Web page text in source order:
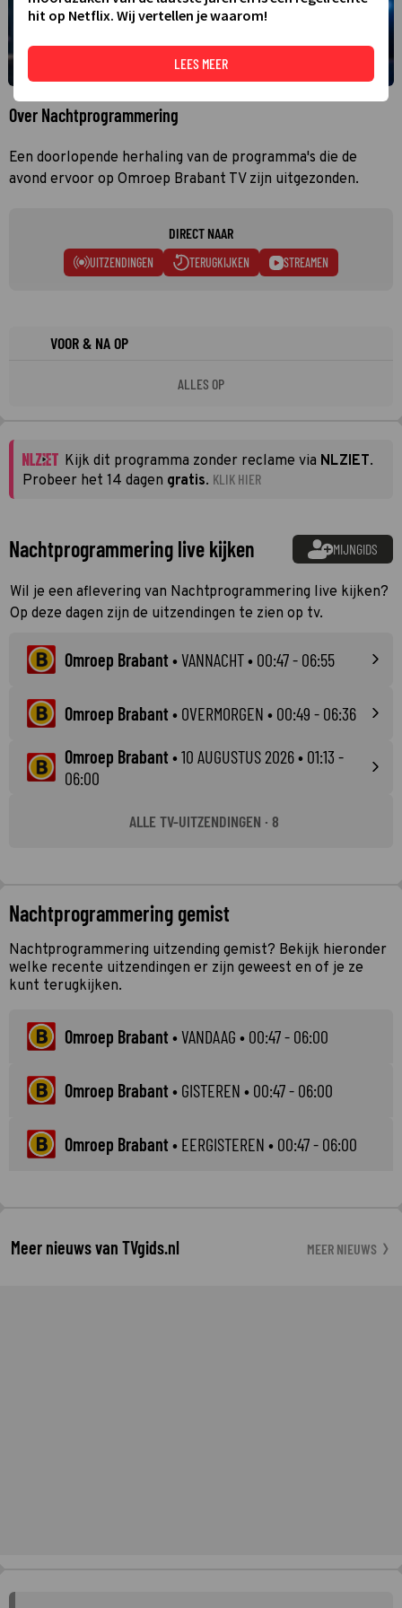
Over Nachtprogrammering
Een doorlopende herhaling van de programma's die de
avond ervoor op Omroep Brabant TV zijn uitgezonden.
DIRECT NAAR
UITZENDINGEN TERUGKIJKEN STREAMEN
VOOR & NA OP
ALLES OP
Kijk dit programma zonder reclame via NLZIET.
Probeer het 14 dagen gratis. KLIK HIER
Nachtprogrammering live kijken MIJNGIDS
Wil je een aflevering van Nachtprogrammering live kijken?
Op deze dagen zijn de uitzendingen te zien op tv.
Omroep Brabant•VANNACHT• 00:47 - 06:55
Omroep Brabant• OVERMORGEN • 00:49 - 06:36
Omroep Brabant•10 AUGUSTUS 2026• 01:13 -
06:00
ALLE TV-UITZENDINGEN · 8
Nachtprogrammering gemist
Nachtprogrammering uitzending gemist? Bekijk hieronder
welke recente uitzendingen er zijn geweest en of je ze
kunt terugkijken.
Omroep Brabant•VANDAAG • 00:47 - 06:00
Omroep Brabant• GISTEREN • 00:47 - 06:00
Omroep Brabant• EERGISTEREN • 00:47 - 06:00
Meer nieuws van TVgids.nl MEER NIEUWS
hit op Netflix. Wij vertellen je waarom!
LEES MEER